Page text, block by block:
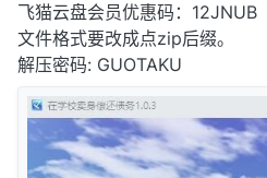
飞猫云盘会员优惠码：12JNUB
文件格式要改成点zip后缀。
解压密码: GUOTAKU